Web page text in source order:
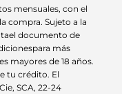
mensuales, con el
compra. Sujeto a la
documento de
más
mayores de 18 años.
tu crédito. El
SCA, 22-24